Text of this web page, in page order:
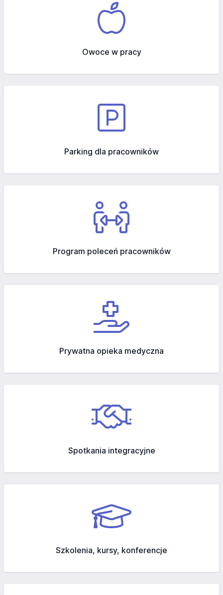
Owoce w pracy
Parking dla pracowników
Program poleceń pracowników
Prywatna opieka medyczna
Spotkania integracyjne
Szkolenia, kursy, konferencje